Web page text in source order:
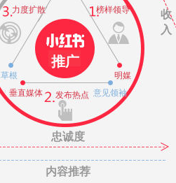
收
入
忠诚度
内容推荐
力度扩散 榜样领导
垂直媒体 发布热点
明媒
草根
意见领袖
推广